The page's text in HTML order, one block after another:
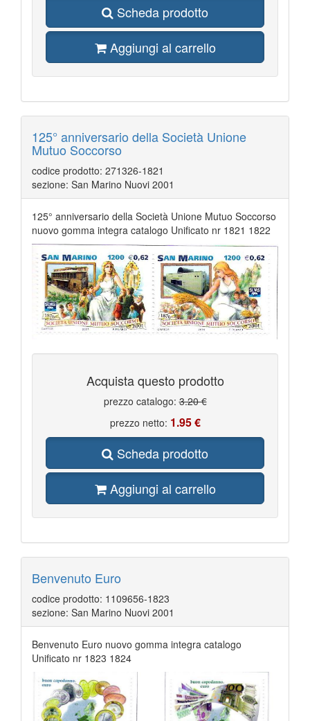
Scheda prodotto
Aggiungi al carrello
125° anniversario della Società Unione
Mutuo Soccorso
codice prodotto: 271326-1821
sezione: San Marino Nuovi 2001
125° anniversario della Società Unione Mutuo Soccorso
nuovo gomma integra catalogo Unificato nr 1821 1822
Acquista questo prodotto
prezzo catalogo:3.20 €
prezzo netto: 1.95 €
Scheda prodotto
Aggiungi al carrello
Benvenuto Euro
codice prodotto: 1109656-1823
sezione: San Marino Nuovi 2001
Benvenuto Euro nuovo gomma integra catalogo
Unificato nr 1823 1824